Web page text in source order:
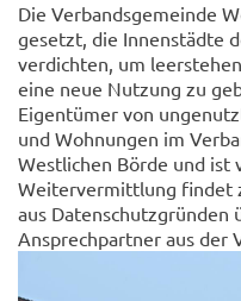
Die Verbandsgemeinde
gesetzt, die Innenstädte
verdichten, um
eine neue Nutzung zu
Eigentümer von
und Wohnungen im
Westlichen Börde und ist
Weitervermittlung findet
aus Datenschutzgründen
Ansprechpartner aus der